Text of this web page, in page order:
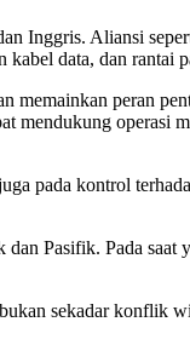
Inggris. Aliansi
data, dan rantai
memainkan peran
mendukung operasi
pada kontrol
Pasifik. Pada saat
sekadar konflik